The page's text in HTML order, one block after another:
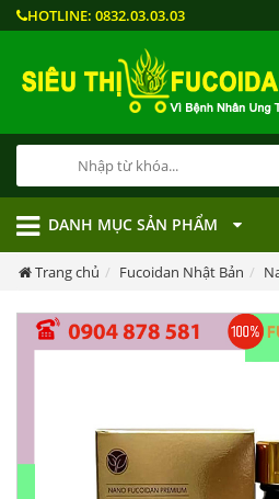
HOTLINE: 0832.03.03.03
DANH MỤC SẢN PHẨM
Trang chủ Fucoidan Nhật Bản